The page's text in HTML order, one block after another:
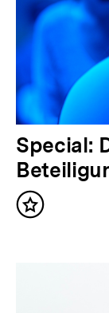
V
o
r
h
Special:
Inhalt